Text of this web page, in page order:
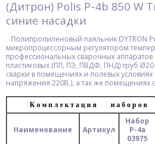
(Дитрон) Polis P-4b 850 W
синие насадки
Полипропиленовый паяльник DYTRON
микропроцессорным регулятором
профессиональных сварочных аппаратов
пластиковых (ПП, ПЭ, ПВДФ, ПНД) труб
сварки в помещениях и полевых
напряжения 220В.), а так же помещениях
К о м п л е к т а ц и я н а б о р о
Наименование Артикул
Набор
P-4a
03975